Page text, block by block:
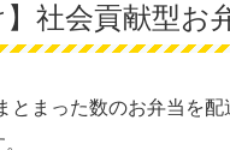
】社会貢献型お
まった数のお弁当を